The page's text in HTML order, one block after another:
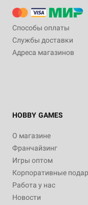
Способы оплаты
Службы доставки
Адреса магазинов
HOBBY GAMES
О магазине
Франчайзинг
Игры оптом
Корпоративные
Работа у нас
Новости